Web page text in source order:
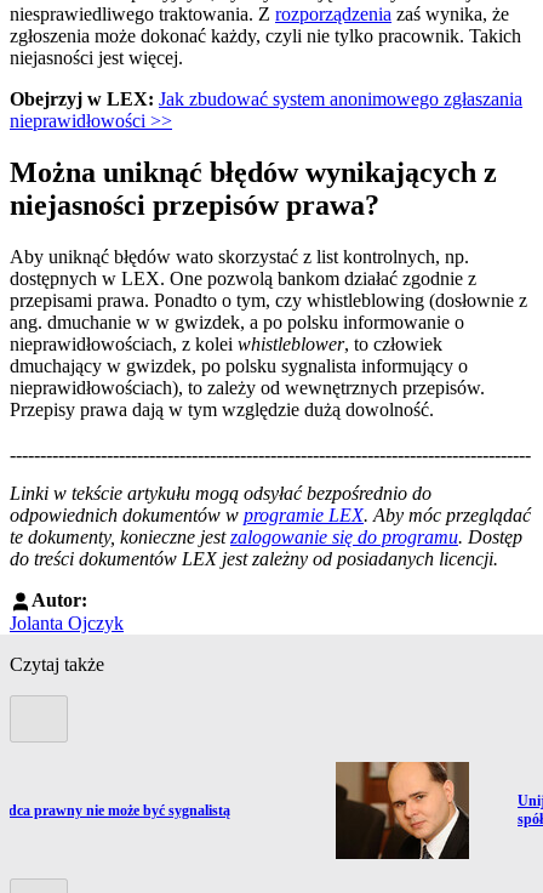
niesprawiedliwego traktowania. Z rozporządzenia zaś wynika, że
zgłoszenia może dokonać każdy, czyli nie tylko pracownik. Takich
niejasności jest więcej.
Obejrzyj w LEX: Jak zbudować system anonimowego zgłaszania
nieprawidłowości >>
Można uniknąć błędów wynikających z
niejasności przepisów prawa?
Aby uniknąć błędów wato skorzystać z list kontrolnych, np.
dostępnych w LEX. One pozwolą bankom działać zgodnie z
przepisami prawa. Ponadto o tym, czy whistleblowing (dosłownie z
ang. dmuchanie w w gwizdek, a po polsku informowanie o
nieprawidłowościach, z kolei whistleblower, to człowiek
dmuchający w gwizdek, po polsku sygnalista informujący o
nieprawidłowościach), to zależy od wewnętrznych przepisów.
Przepisy prawa dają w tym względzie dużą dowolność.
--------------------------------------------------------------------------------------
Linki w tekście artykułu mogą odsyłać bezpośrednio do
odpowiednich dokumentów w programie LEX. Aby móc przeglądać
te dokumenty, konieczne jestzalogowanie się do programu. Dostęp
do treści dokumentów LEX jest zależny od posiadanych licencji.
Autor:
Jolanta Ojczyk
Czytaj także
do artykułu:
prawny nie może być sygnalistą